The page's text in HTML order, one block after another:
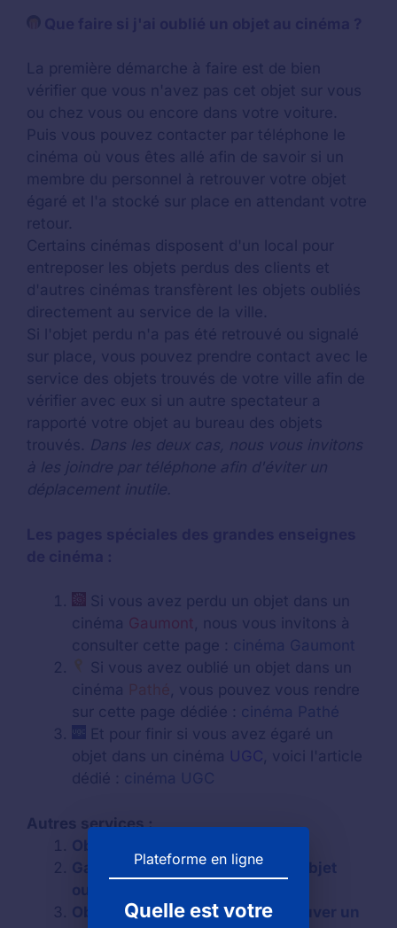
La première démarche à faire est de bien
vérifier que vous n'avez pas cet objet sur vous
ou chez vous ou encore dans votre voiture.
Puis vous pouvez contacter par téléphone le
cinéma où vous êtes allé afin de savoir si un
membre du personnel à retrouver votre objet
égaré et l'a stocké sur place en attendant votre
retour.
Certains cinémas disposent d'un local pour
entreposer les objets perdus des clients et
d'autres cinémas transfèrent les objets oubliés
directement au service de la ville.
Si l'objet perdu n'a pas été retrouvé ou signalé
sur place, vous pouvez prendre contact avec le
service des objets trouvés de votre ville afin de
vérifier avec eux si un autre spectateur a
rapporté votre objet au bureau des objets
trouvés. Dans les deux cas, nous vous invitons
à les joindre par téléphone afin d'éviter un
déplacement inutile.
Si vous avez perdu un objet dans un
cinéma Gaumont, nous vous invitons à
consulter cette page : cinéma Gaumont
Si vous avez oublié un objet dans un
cinéma Pathé, vous pouvez vous rendre
sur cette page dédiée : cinéma Pathé
Et pour finir si vous avez égaré un
objet dans un cinéma UGC, voici l'article
dédié : cinéma UGC
Autres services :
Objets trouvés à Paris
Gare de Villejuif : retrouver un objet
oublié dans la gare
Objets trouvés à Villejuif : retrouver un
Plateforme en ligne
Quelle est votre